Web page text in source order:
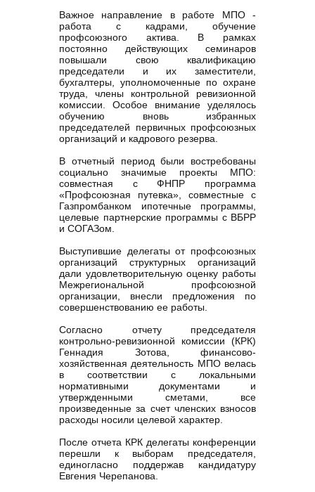
Важное направление в работе МПО -
работа с кадрами, обучение
профсоюзного актива. В рамках
постоянно действующих семинаров
повышали свою квалификацию
председатели и их заместители,
бухгалтеры, уполномоченные по охране
труда, члены контрольной ревизионной
комиссии. Особое внимание уделялось
обучению вновь избранных
председателей первичных профсоюзных
организаций и кадрового резерва.
В отчетный период были востребованы
социально значимые проекты МПО:
совместная с ФНПР программа
«Профсоюзная путевка», совместные с
Газпромбанком ипотечные программы,
целевые партнерские программы с ВБРР
и СОГАЗом.
Выступившие делегаты от профсоюзных
организаций структурных организаций
дали удовлетворительную оценку работы
Межрегиональной профсоюзной
организации, внесли предложения по
совершенствованию ее работы.
Согласно отчету председателя
контрольно-ревизионной комиссии (КРК)
Геннадия Зотова, финансово-
хозяйственная деятельность МПО велась
в соответствии с локальными
нормативными документами и
утвержденными сметами, все
произведенные за счет членских взносов
расходы носили целевой характер.
После отчета КРК делегаты конференции
перешли к выборам председателя,
единогласно поддержав кандидатуру
Евгения Черепанова.